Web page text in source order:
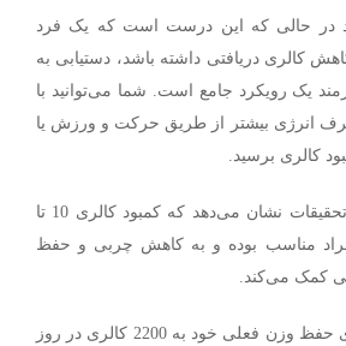
در حالی که این درست است که یک فرد
کالری دریافتی داشته باشد، دستیابی به
یک رویکرد جامع است. شما می‌توانید با
انرژی بیشتر از طریق حرکت و ورزش یا
کالری برسید.
به عنوان مثال، بیشتر تحقیقات نشان می‌دهد که کمبود کالری 10 تا
افراد مناسب بوده و به کاهش چربی و حفظ
کمک می‌کند.
فرض کنید یک فرد برای حفظ وزن فعلی خود به 2200 کالری در روز